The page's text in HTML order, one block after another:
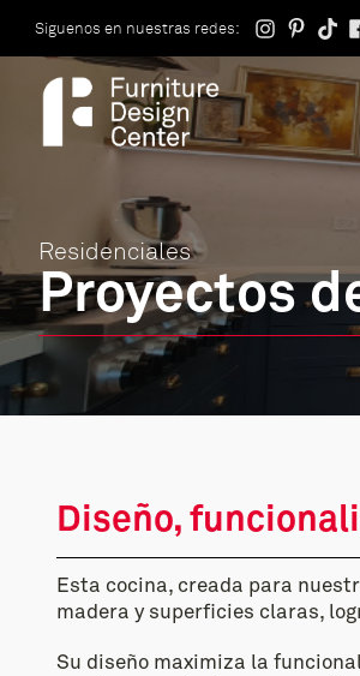
Siguenos en nuestras redes:
Residenciales
Proyectos
Diseño,
Esta cocina, creada para
madera y superficies claras,
Su diseño maximiza la